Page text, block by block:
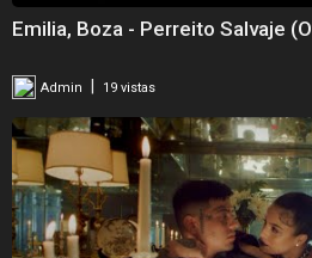
Emilia, Boza - Perreito Salvaje
Admin 19 vistas